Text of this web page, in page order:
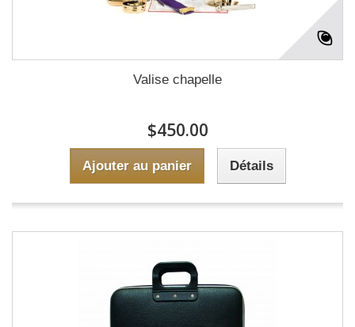
Valise chapelle
$450.00
Ajouter au panier Détails